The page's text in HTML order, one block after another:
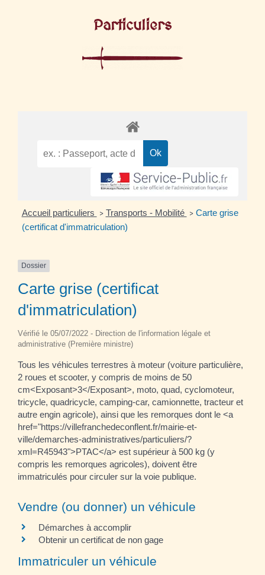
Particuliers
Accueil particuliers > Transports - Mobilité > Carte grise
(certificat d'immatriculation)
Dossier
Carte grise (certificat
d'immatriculation)
Vérifié le 05/07/2022 - Direction de l'information légale et
administrative (Première ministre)
Tous les véhicules terrestres à moteur (voiture particulière,
2 roues et scooter, y compris de moins de 50
cm<Exposant>3</Exposant>, moto, quad, cyclomoteur,
tricycle, quadricycle, camping-car, camionnette, tracteur et
autre engin agricole), ainsi que les remorques dont le <a
href="https://villefranchedeconflent.fr/mairie-et-
ville/demarches-administratives/particuliers/?
xml=R45943">PTAC</a> est supérieur à 500 kg (y
compris les remorques agricoles), doivent être
immatriculés pour circuler sur la voie publique.
Vendre (ou donner) un véhicule
Démarches à accomplir
Obtenir un certificat de non gage
Immatriculer un véhicule